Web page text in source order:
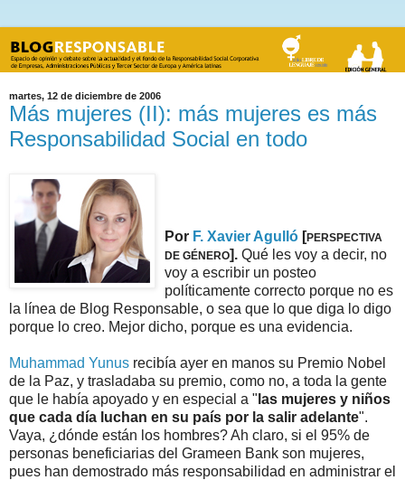
martes, 12 de diciembre de 2006
Más mujeres (II): más mujeres es más
Responsabilidad Social en todo
Por F. Xavier Agulló [PERSPECTIVA
DE GÉNERO]. Qué les voy a decir, no
voy a escribir un posteo
políticamente correcto porque no es
la línea de Blog Responsable, o sea que lo que diga lo digo
porque lo creo. Mejor dicho, porque es una evidencia.
Muhammad Yunus recibía ayer en manos su Premio Nobel
de la Paz, y trasladaba su premio, como no, a toda la gente
que le había apoyado y en especial a " las mujeres y niños
que cada día luchan en su país por la salir adelante".
Vaya, ¿dónde están los hombres? Ah claro, si el 95% de
personas beneficiarias del Grameen Bank son mujeres,
pues han demostrado más responsabilidad en administrar el